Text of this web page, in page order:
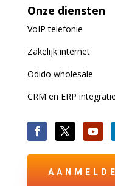
Onze diensten
VoIPtelefonie
Zakelijk internet
Odido wholesale
CRM en ERP integratie